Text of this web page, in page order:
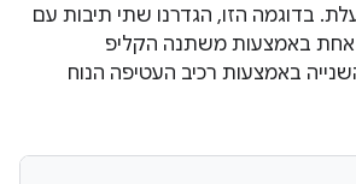
בדוגמה הזו, הגדרנו שתי תיבות עם
אחת באמצעות משתנה הקליפ
באמצעות רכיב העטיפה הנוח